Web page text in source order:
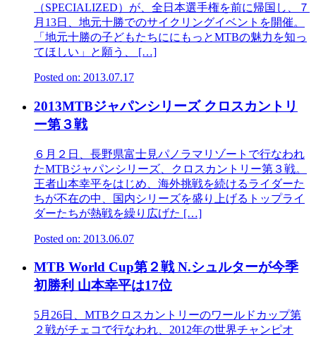
（SPECIALIZED）が、全日本選手権を前に帰国し、７
月13日、地元十勝でのサイクリングイベントを開催。
「地元十勝の子どもたちににもっとMTBの魅力を知っ
てほしい」と願う、 […]
Posted on: 2013.07.17
2013MTBジャパンシリーズ クロスカントリ
ー第３戦
６月２日、長野県富士見パノラマリゾートで行なわれ
たMTBジャパンシリーズ、クロスカントリー第３戦。
王者山本幸平をはじめ、海外挑戦を続けるライダーた
ちが不在の中、国内シリーズを盛り上げるトップライ
ダーたちが熱戦を繰り広げた […]
Posted on: 2013.06.07
MTB World Cup第２戦 N.シュルターが今季
初勝利 山本幸平は17位
5月26日、MTBクロスカントリーのワールドカップ第
２戦がチェコで行なわれ、2012年の世界チャンピオ